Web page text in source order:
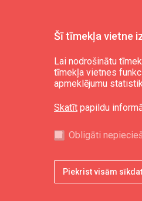
Šī tīmekļa vietne
Lai nodrošinātu
tīmekļa vietnes
apmeklējumu
Skatīt papildu
Obligāti
Piekrist visām